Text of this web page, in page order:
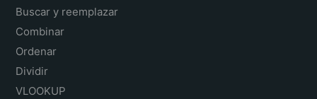
Buscar y reemplazar
Combinar
Ordenar
Dividir
VLOOKUP